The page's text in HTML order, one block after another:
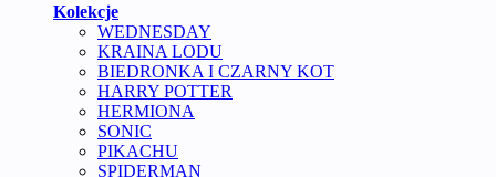
Kolekcje
WEDNESDAY
KRAINA LODU
BIEDRONKA I CZARNY KOT
HARRY POTTER
HERMIONA
SONIC
PIKACHU
SPIDERMAN